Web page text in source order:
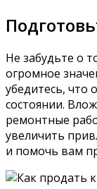
Не забудьте о
огромное
убедитесь, что
состоянии.
ремонтные
увеличить
и помочь вам